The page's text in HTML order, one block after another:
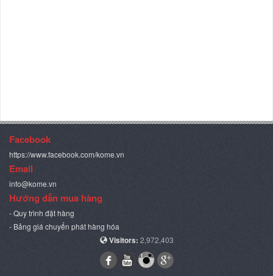
Facebook
https://www.facebook.com/kome.vn
Email
info@kome.vn
Hướng dẫn mua hàng
- Quy trình đặt hàng
- Bảng giá chuyển phát hàng hóa
Visitors: 2,972,403